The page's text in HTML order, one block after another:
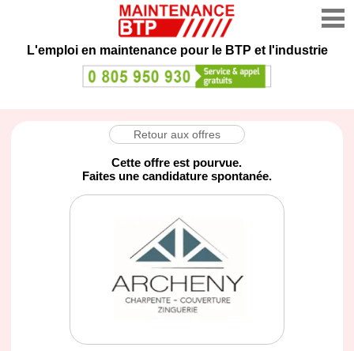
L'emploi en maintenance pour le BTP et l'industrie
Retour aux offres
Cette offre est pourvue.
Faites une candidature spontanée.